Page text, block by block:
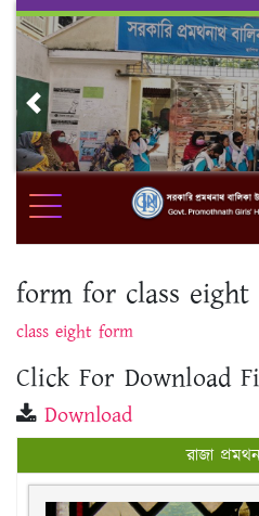
Skip
content
Previous
form for class eight
class eight form
Click For Download
Download
রাজা